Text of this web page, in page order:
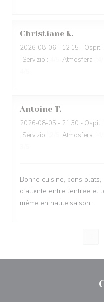
Christiane K
2026-08-06 - 12:15 - Ospiti
Servizio : Atmosfera :
Antoine T
2026-08-05 - 21:30 - Ospiti
Servizio : Atmosfera :
Bonne cuisine, bons
d’attente entre l’entrée et
même en haute saison.